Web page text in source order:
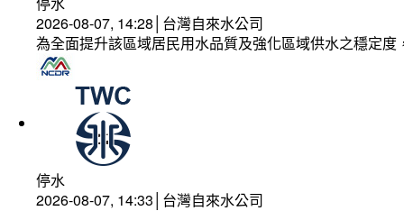
2026-08-07, 14:28│台灣自來水公司
為全面提升該區域居民用水品質及強化區域供水之穩定
停水
2026-08-07, 14:33│台灣自來水公司